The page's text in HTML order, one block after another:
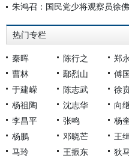
朱鸿召：国民党少将观察员徐
热门专栏
秦晖 陈行之 郑
曹林
鄢烈山 傅
于建嵘
陈志武 徐
杨祖陶
沈志华 向
李昌平
张鸣 杨
杨鹏
邓晓芒 王
马玲
王振东 狄